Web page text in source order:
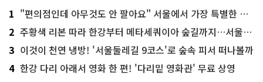
1 "편의점인데 아무것도 안 팔아요" 서울에서 가장 특별한 편의점의 정체
2 주황색 리본 따라 한강부터 메타세쿼이아 숲길까지…서울둘레길 15코스
3 이것이 천연 냉방! '서울둘레길 9코스'로 숲속 피서 떠나볼까
4 한강 다리 아래서 영화 한 편! '다리밑 영화관' 무료 상영